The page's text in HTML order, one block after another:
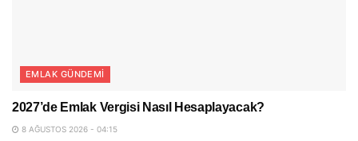
EMLAK GÜNDEMI
2027’de Emlak Vergisi Nasıl Hesaplayacak?
8 AĞUSTOS 2026 - 04:15